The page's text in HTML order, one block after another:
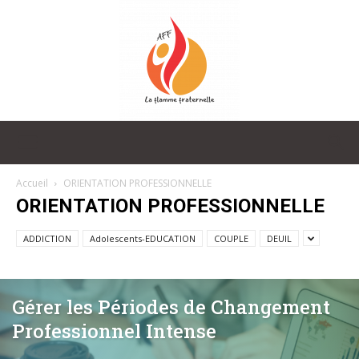
Fraternelle
Accueil ORIENTATION PROFESSIONNELLE
ORIENTATION PROFESSIONNELLE
ADDICTION Adolescents-EDUCATION COUPLE DEUIL
Gérer les Périodes de Changement
Professionnel Intense